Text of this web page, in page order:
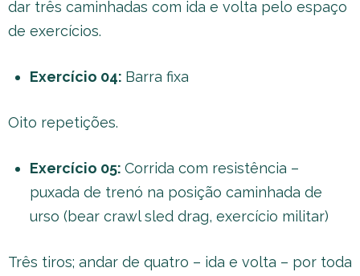
dar três caminhadas com ida e volta pelo espaço
de exercícios.
Exercício 04: Barra fixa
Oito repetições.
Exercício 05: Corrida com resistência –
puxada de trenó na posição caminhada de
urso (bear crawl sled drag, exercício militar)
Três tiros; andar de quatro – ida e volta – por toda